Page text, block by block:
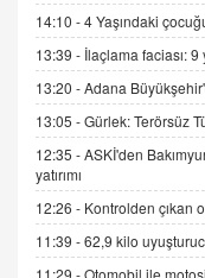
ADEM
Esed
Sednaya
11.12.2024
DR.
19.07.2025
GÖNÜL
14:10 -4 Yaşındaki
13:39 - İlaçlama faciası: 9
13:20 -Adana
13:05 -Gürlek: Terörsüz
12:35 -ASKİ'den
yatırımı
12:26 - Kontrolden çıkan
11:39 -62,9 kilo